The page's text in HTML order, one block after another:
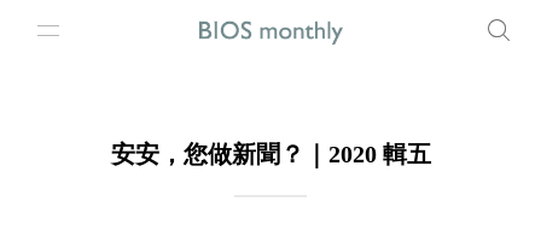
安安，您做新聞？｜2020 輯五